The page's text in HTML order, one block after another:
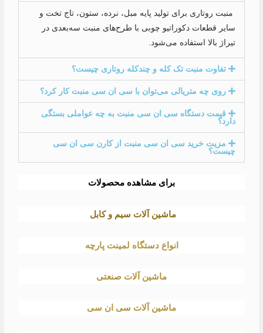
منبت روتاری برای تولید پایه مبل، نرده، ستون، تاج تخت و
سایر قطعات دکوراتیو چوبی با طرح‌های منبت سه‌بعدی در
تیراژ بالا استفاده می‌شود.
تفاوت منبت تک کله و چندکله روتاری چیست؟
روی چه متریالی می‌توان با سی ان سی منبت کار کرد؟
قیمت دستگاه سی ان سی منبت به چه عواملی بستگی
دارد؟
مزیت خرید سی ان سی منبت از کارن سی ان سی
چیست؟
برای مشاهده محصولات
ماشین آلات سیم و کابل
انواع دستگاه لمینت پارچه
ماشین آلات صنعتی
ماشین آلات سی ان سی